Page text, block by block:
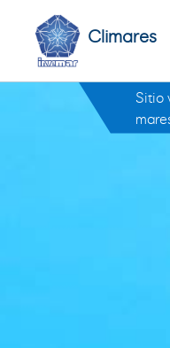
Climares
Sitio